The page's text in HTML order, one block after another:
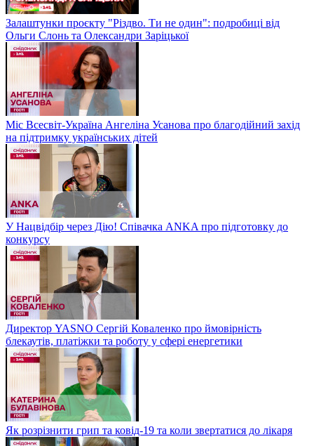
Залаштунки проєкту "Різдво. Ти не один": подробиці від
Ольги Слонь та Олександри Заріцької
Міс Всесвіт-Україна Ангеліна Усанова про благодійний захід
на підтримку українських дітей
У Нацвідбір через Дію! Співачка ANKA про підготовку до
конкурсу
Директор YASNO Сергій Коваленко про ймовірність
блекаутів, платіжки та роботу у сфері енергетики
Як розрізнити грип та ковід-19 та коли звертатися до лікаря